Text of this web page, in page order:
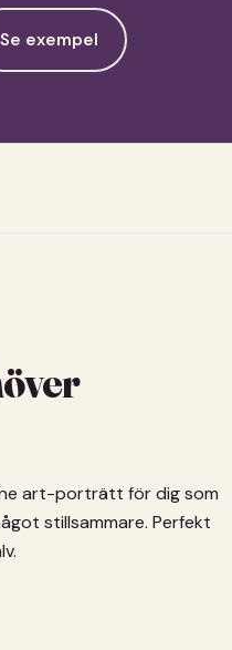
Se exempel
art-porträtt för dig som
stillsammare. Perfekt